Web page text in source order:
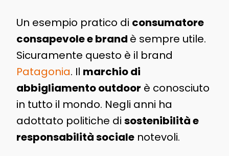
Un esempio pratico di consumatore
consapevole e brand è sempre utile.
Sicuramente questo è il brand
Patagonia. Il marchio di
abbigliamento outdoor è conosciuto
in tutto il mondo. Negli anni ha
adottato politiche di sostenibilità e
responsabilità socialenotevoli.